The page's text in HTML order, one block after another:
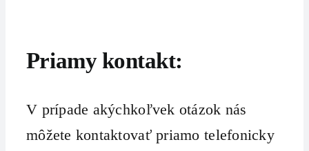
Priamy kontakt:
V prípade akýchkoľvek otázok nás
môžete kontaktovať priamo telefonicky